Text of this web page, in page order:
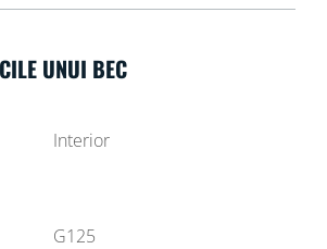
UNUI BEC
Interior
G125